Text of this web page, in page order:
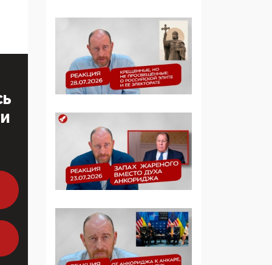
05:00, 13 Июня 2026
Разбор учебника
Обществознания под
редакцией Медведева:
суверенитет,
ценности и немного
двоемыслия
11:53, 09 Июня 2026
Прокуратура наконец
увидела
деятельность ИИТО
ЮНЕСКО в России, но
цифроглобалисты
продолжают